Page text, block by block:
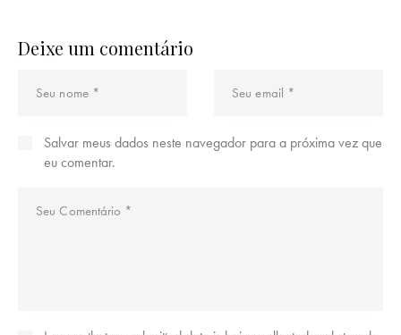
Deixe um comentário
Salvar meus dados neste navegador para a próxima vez que
eu comentar.